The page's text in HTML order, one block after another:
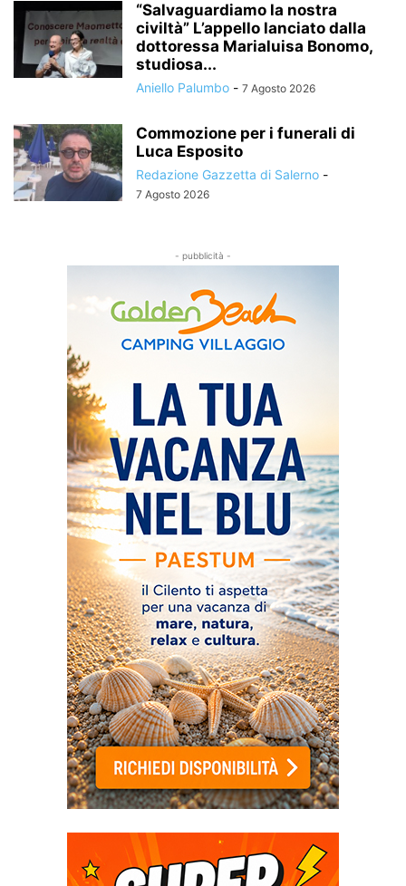
“Salvaguardiamo la nostra
civiltà” L’appello lanciato dalla
dottoressa Marialuisa Bonomo,
studiosa...
Aniello Palumbo - 7 Agosto 2026
Commozione per i funerali di
Luca Esposito
Redazione Gazzetta di Salerno -
7 Agosto 2026
- pubblicità -